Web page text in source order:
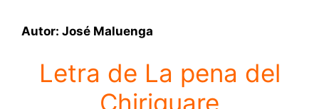
Autor: José Maluenga
Letra de La pena del
Chiriguare